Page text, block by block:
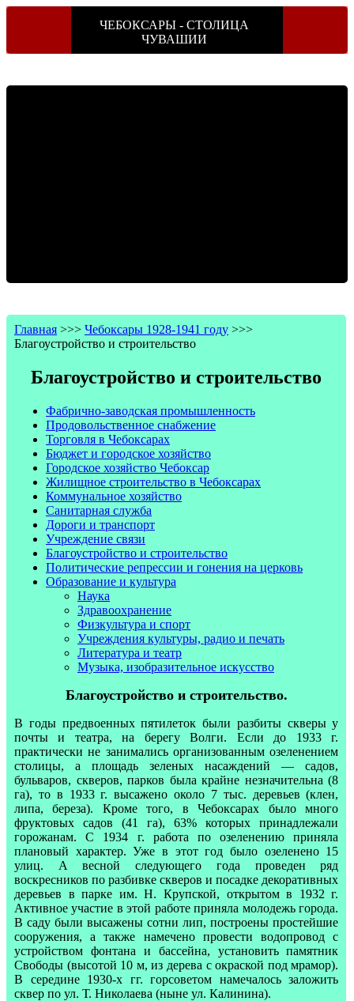
ЧЕБОКСАРЫ - СТОЛИЦА
ЧУВАШИИ
Главная >>> Чебоксары 1928-1941 году >>>
Благоустройство и строительство
Благоустройство и строительство
Фабрично-заводская промышленность
Продовольственное снабжение
Торговля в Чебоксарах
Бюджет и городское хозяйство
Городское хозяйство Чебоксар
Жилищное строительство в Чебоксарах
Коммунальное хозяйство
Санитарная служба
Дороги и транспорт
Учреждение связи
Благоустройство и строительство
Политические репрессии и гонения на церковь
Образование и культура
Наука
Здравоохранение
Физкультура и спорт
Учреждения культуры, радио и печать
Литература и театр
Музыка, изобразительное искусство
Благоустройство и строительство.
В годы предвоенных пятилеток были разбиты скверы у
почты и театра, на берегу Волги. Если до 1933 г.
практически не занимались организованным озеленением
столицы, а площадь зеленых насаждений — садов,
бульваров, скверов, парков была крайне незначительна (8
га), то в 1933 г. высажено около 7 тыс. деревьев (клен,
липа, береза). Кроме того, в Чебоксарах было много
фруктовых садов (41 га), 63% которых принадлежали
горожанам. С 1934 г. работа по озеленению приняла
плановый характер. Уже в этот год было озеленено 15
улиц. А весной следующего года проведен ряд
воскресников по разбивке скверов и посадке декоративных
деревьев в парке им. Н. Крупской, открытом в 1932 г.
Активное участие в этой работе приняла молодежь города.
В саду были высажены сотни лип, построены простейшие
сооружения, а также намечено провести водопровод с
устройством фонтана и бассейна, установить памятник
Свободы (высотой 10 м, из дерева с окраской под мрамор).
В середине 1930-х гг. горсоветом намечалось заложить
сквер по ул. Т. Николаева (ныне ул. Калинина).